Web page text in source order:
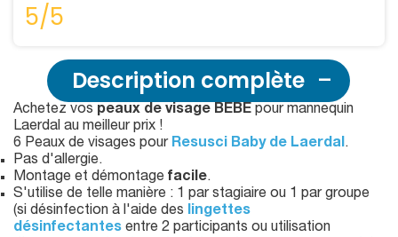
5/5
Description complète
Achetez vos peaux de visage BEBE pour mannequin
Laerdal au meilleur prix !
6 Peaux de visages pour Resusci Baby de Laerdal.
Pas d'allergie.
Montage et démontage facile.
S'utilise de telle manière : 1 par stagiaire ou 1 par groupe
(si désinfection à l'aide des lingettes
désinfectantes entre 2 participants ou utilisation